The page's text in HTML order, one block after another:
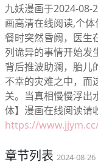
九妖漫画于2024-08-
画高清在线阅读,个
餐时突然昏阙，医生
列诡异的事情开始发
背后推波助澜，胎儿
不幸的灾难之中，而
关。当真相慢慢浮出
体】漫画在线阅读请
https://
章节列表 2024-08-26